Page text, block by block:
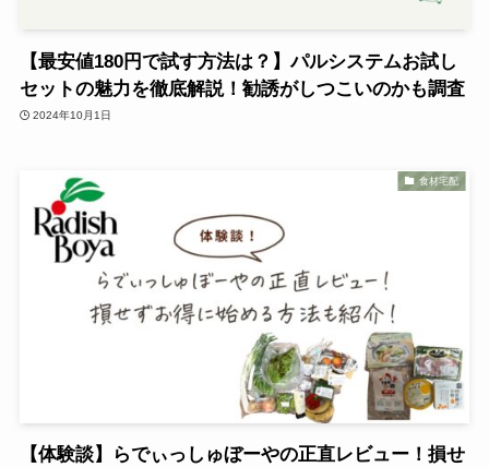
【最安値180円で試す方法は？】パルシステムお試し
セットの魅力を徹底解説！勧誘がしつこいのかも調査
2024年10月1日
食材宅配
【体験談】らでぃっしゅぼーやの正直レビュー！損せ